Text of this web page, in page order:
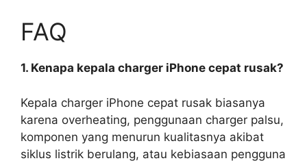
FAQ
1. Kenapa kepala charger iPhone cepat rusak?
Kepala charger iPhone cepat rusak biasanya
karena overheating, penggunaan charger palsu,
komponen yang menurun kualitasnya akibat
siklus listrik berulang, atau kebiasaan pengguna